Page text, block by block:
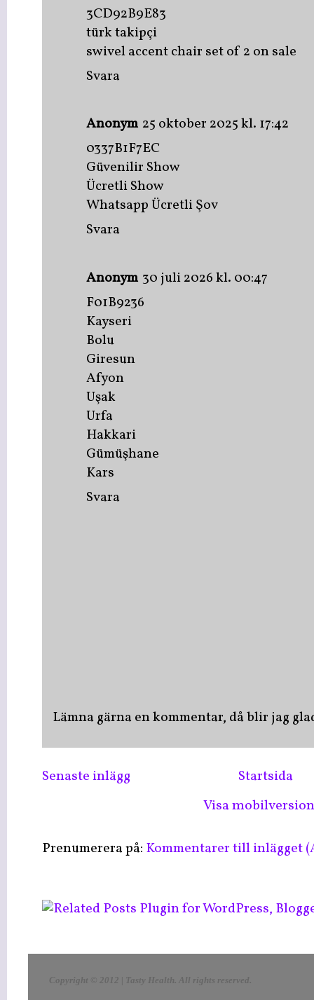
3CD92B9E83
türk takipçi
swivel accent chair set of 2 on sale
Svara
Anonym 25 oktober 2025 kl. 17:42
0337B1F7EC
Güvenilir Show
Ücretli Show
Whatsapp Ücretli Şov
Svara
Anonym 30 juli 2026 kl. 00:47
F01B9236
Kayseri
Bolu
Giresun
Afyon
Uşak
Urfa
Hakkari
Gümüşhane
Kars
Svara
Lämna gärna en kommentar, då blir jag
Senaste inlägg
Startsida
Visa
Prenumerera på: Kommentarer till inlägget
Copyright © 2012 | Tasty Health . All rights reserved